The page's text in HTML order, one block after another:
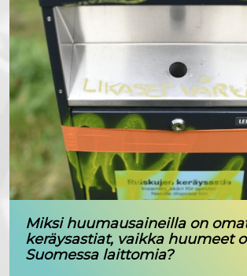
Miksi huumausaineilla on
keräysastiat, vaikka huumeet
Suomessa laittomia?